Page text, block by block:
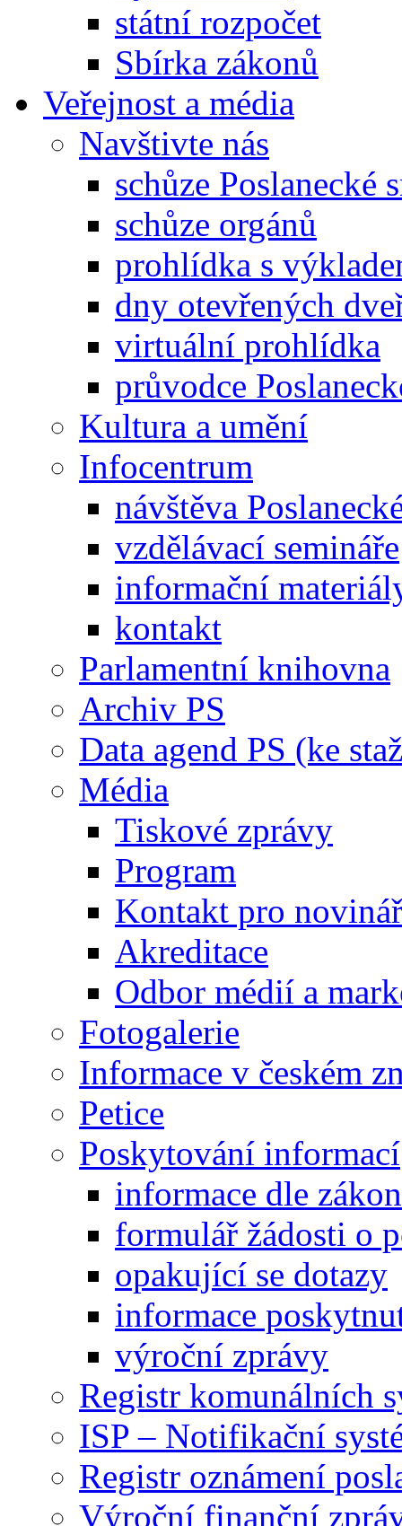
státní rozpočet
Sbírka zákonů
Veřejnost a média
Navštivte nás
schůze Poslanecké
schůze orgánů
prohlídka s
dny otevřených
virtuální prohlídka
průvodce
Kultura a umění
Infocentrum
návštěva
vzdělávací semináře
informační
kontakt
Parlamentní knihovna
Archiv PS
Data agend PS (ke
Média
Tiskové zprávy
Program
Kontakt pro
Akreditace
Odbor médií a
Fotogalerie
Informace v českém
Petice
Poskytování informací
informace dle
formulář žádosti o
opakující se dotazy
informace
výroční zprávy
Registr komunálních
ISP – Notifikační
Registr oznámení
Výroční finanční